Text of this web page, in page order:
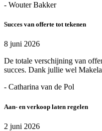
- Wouter Bakker
Succes van offerte tot tekenen
8 juni 2026
De totale verschijning van
succes. Dank jullie wel
- Catharina van de Pol
Aan- en verkoop laten regelen
2 juni 2026